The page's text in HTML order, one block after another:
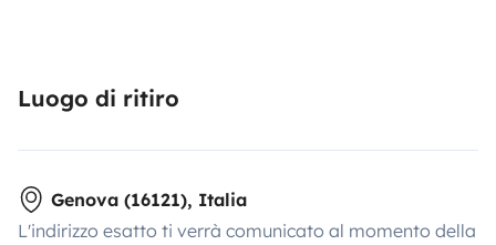
Luogo di ritiro
Genova (16121), Italia
L'indirizzo esatto ti verrà comunicato al momento della